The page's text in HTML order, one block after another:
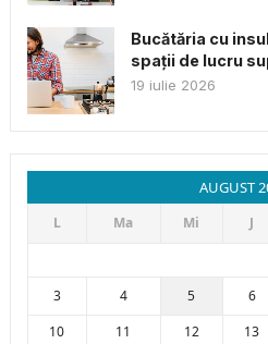
Bucătăria cu
spații de lucru
19 iulie 2026
AUGUST
L Ma Mi J
3
4 5 6
10
11 12 13